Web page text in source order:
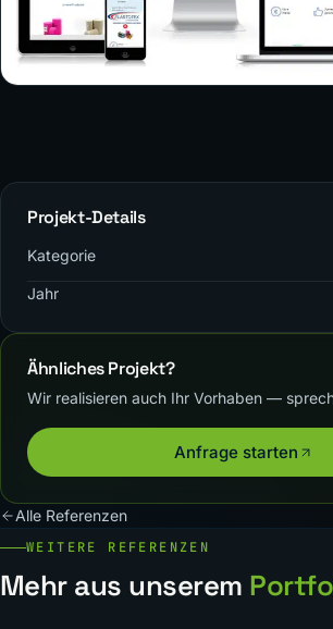
Projekt-Details
Kategorie
Jahr
Ähnliches Projekt?
Wir realisieren auch Ihr Vorhaben —
Anfrage starten
Alle Referenzen
WEITERE REFERENZEN
Mehr aus unserem